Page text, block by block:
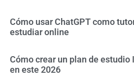
Cómo usar ChatGPT como
estudiar online
Cómo crear un plan de
en este 2026